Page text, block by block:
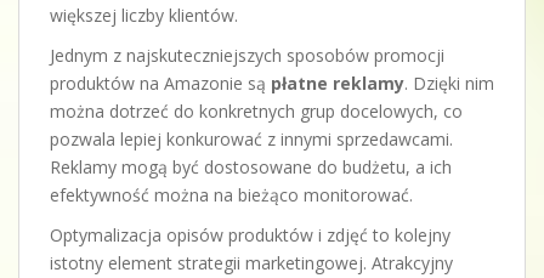
większej liczby klientów.
Jednym z najskuteczniejszych sposobów promocji
produktów na Amazonie są płatne reklamy. Dzięki nim
można dotrzeć do konkretnych grup docelowych, co
pozwala lepiej konkurować z innymi sprzedawcami.
Reklamy mogą być dostosowane do budżetu, a ich
efektywność można na bieżąco monitorować.
Optymalizacja opisów produktów i zdjęć to kolejny
istotny element strategii marketingowej. Atrakcyjny